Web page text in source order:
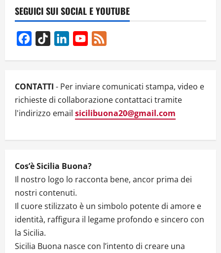
DENUNCIA
DI
UNA
“CRIMINI
NEL
SILENZIO
ASSOLUTO.
NON
NE
PARLANO.
PERCHE’
NESSUN
CORRIDOIO
SEGUICI SUI SOCIAL E YOUTUBE
Facebook
TikTok LinkedInYouTube
CONTATTI - Per inviare comunicati stampa, video e
richieste di collaborazione contattaci tramite
l'indirizzo email sicilibuona20@gmail.com
Cos’è Sicilia Buona?
Il nostro logo lo racconta bene, ancor prima dei
nostri contenuti.
Il cuore stilizzato è un simbolo potente di amore e
identità, raffigura il legame profondo e sincero con
la Sicilia.
Sicilia Buona nasce con l’intento di creare una